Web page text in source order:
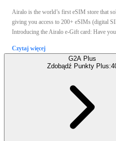
Airalo is the world’s first eSIM store that
giving you access to 200+ eSIMs (digital
Introducing the Airalo e-Gift card: Have
Czytaj więcej
G2A Plus
Zdobądź Punkty Plus: